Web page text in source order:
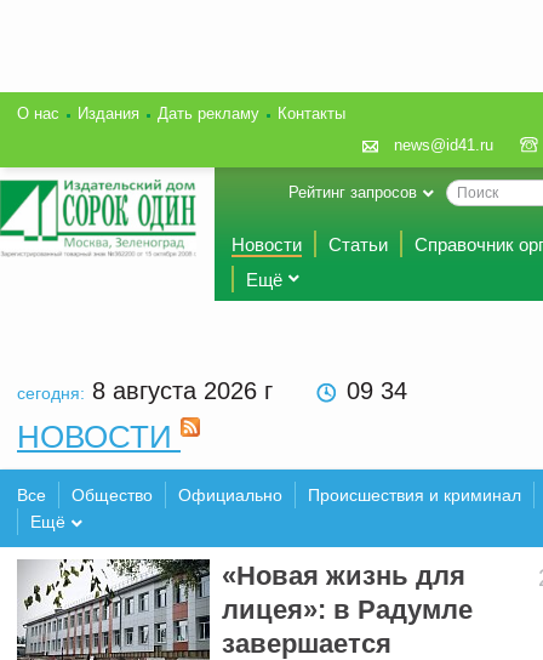
О нас Издания Дать рекламу
Контакты
news@id41.ru
Рейтинг запросов
Новости Статьи
Справочник
Ещё
сегодня: 8 августа 2026 г 09 34
НОВОСТИ
Все Общество Официально
Происшествия и криминал
Ещё
«Новая жизнь для
лицея»: в Радумле
завершается